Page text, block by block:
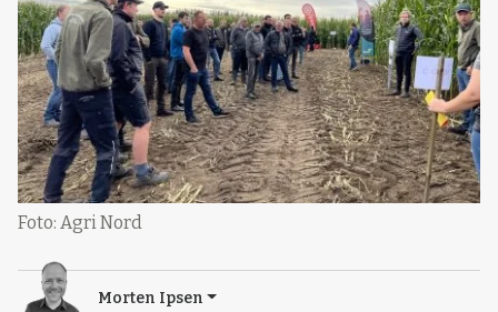
Foto: Agri Nord
Morten Ipsen